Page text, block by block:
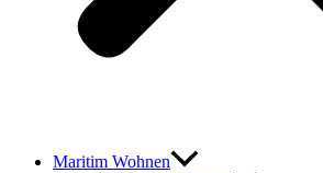
Maritim Wohnen